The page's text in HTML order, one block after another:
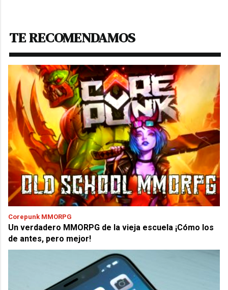
TE RECOMENDAMOS
Corepunk MMORPG
Un verdadero MMORPG de la vieja escuela ¡Cómo los
de antes, pero mejor!